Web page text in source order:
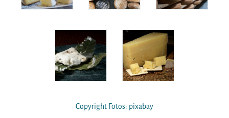
Copyright Fotos: pixabay